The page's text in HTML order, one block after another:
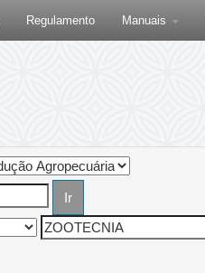
Regulamento Manuais